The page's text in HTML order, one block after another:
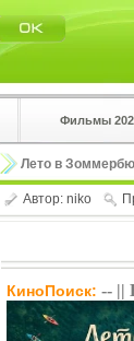
Фильмы
Лето в
Автор: niko
КиноПоиск: -- ||